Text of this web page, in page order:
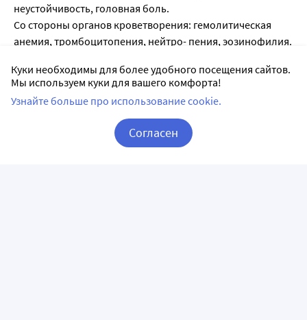
неустойчивость, головная боль.
Со стороны органов кроветворения: гемолитическая
анемия, тромбоцитопения, нейтро- пения, эозинофилия.
гиперкреатининемия.
Аллергические и иммунопатологические реакции:
макулопапулезная сыпь, гиперемия кожи,
ангионевротический отек, анафилактоидные реакции,
лекарственная системная красная волчанка,
Куки необходимы для более удобного посещения сайтов.
Мы используем куки для вашего комфорта!
Узнайте больше про использование cookie.
Согласен